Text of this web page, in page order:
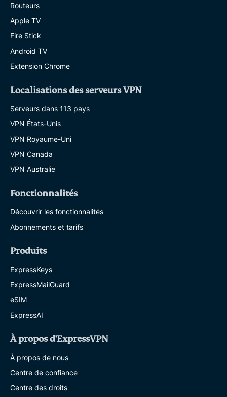
Routeurs
Apple TV
Fire Stick
Android TV
Extension Chrome
Localisations des serveurs VPN
Serveurs dans 113 pays
VPN États-Unis
VPN Royaume-Uni
VPN Canada
VPN Australie
Fonctionnalités
Découvrir les fonctionnalités
Abonnements et tarifs
Produits
ExpressKeys
ExpressMailGuard
eSIM
ExpressAI
À propos d'ExpressVPN
À propos de nous
Centre de confiance
Centre des droits